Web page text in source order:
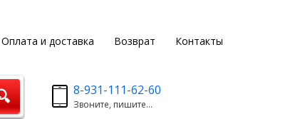
Оплата и доставка Возврат Контакты
8-931-111-62-60
Звоните, пишите...